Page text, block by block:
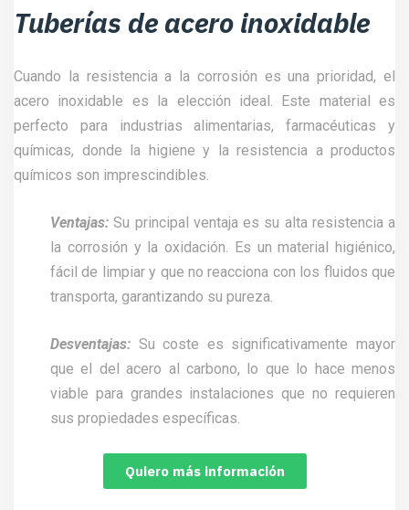
Tuberías de acero inoxidable
Cuando la resistencia a la corrosión es una prioridad, el
acero inoxidable es la elección ideal. Este material es
perfecto para industrias alimentarias, farmacéuticas y
químicas, donde la higiene y la resistencia a productos
químicos son imprescindibles.
Ventajas:Su principal ventaja es su alta resistencia a
la corrosión y la oxidación. Es un material higiénico,
fácil de limpiar y que no reacciona con los fluidos que
transporta, garantizando su pureza.
Desventajas: Su coste es significativamente mayor
que el del acero al carbono, lo que lo hace menos
viable para grandes instalaciones que no requieren
sus propiedades específicas.
Quiero más información